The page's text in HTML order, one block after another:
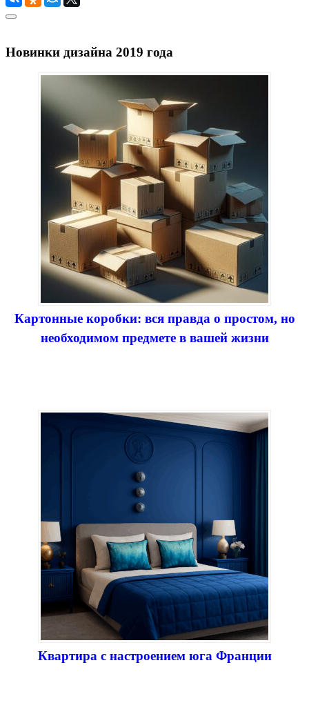
Новинки дизайна 2019 года
Картонные коробки: вся правда о простом, но
необходимом предмете в вашей жизни
Квартира с настроением юга Франции